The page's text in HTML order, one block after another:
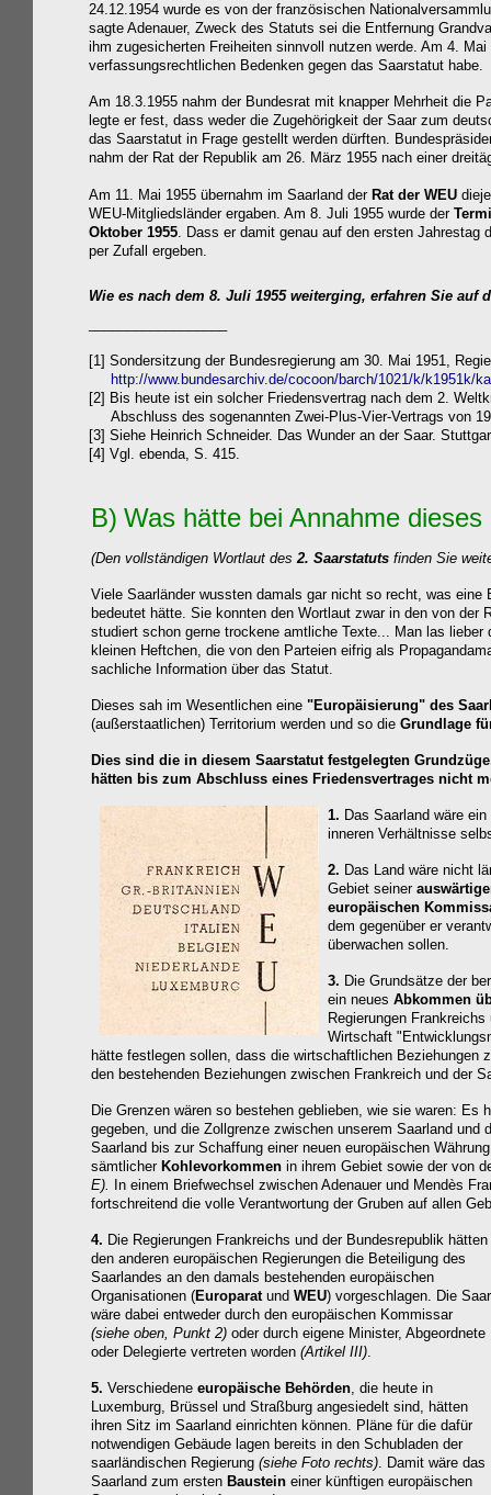
24.12.1954 wurde es von der französischen
sagte Adenauer, Zweck des Statuts sei die Entfernung
ihm zugesicherten Freiheiten sinnvoll nutzen werde. Am 4.
verfassungsrechtlichen Bedenken gegen das Saarstatut habe.
Am 18.3.1955 nahm der Bundesrat mit knapper Mehrheit die
legte er fest, dass weder die Zugehörigkeit der Saar zum
das Saarstatut in Frage gestellt werden dürften.
nahm der Rat der Republik am 26. März 1955 nach einer
Am 11. Mai 1955 übernahm im Saarland der Rat der WEU
WEU-Mitgliedsländer ergaben. Am 8. Juli 1955 wurde der
Oktober 1955. Dass er damit genau auf den ersten Jahrestag
per Zufall ergeben.
Wie es nach dem 8. Juli 1955 weiterging, erfahren Sie auf
[1] Sondersitzung der Bundesregierung am 30. Mai 1951,
http://www.bundesarchiv.de/cocoon/barch/1021/k/k1951k/
[2] Bis heute ist ein solcher Friedensvertrag nach dem 2.
Abschluss des sogenannten Zwei-Plus-Vier-Vertrags von
[3] Siehe Heinrich Schneider. Das Wunder an der Saar.
[4] Vgl. ebenda, S. 415.
B) Was hätte bei Annahme
(Den vollständigen Wortlaut des2. Saarstatuts finden Sie
Viele Saarländer wussten damals gar nicht so recht, was
bedeutet hätte. Sie konnten den Wortlaut zwar in den von der
studiert schon gerne trockene amtliche Texte... Man las
kleinen Heftchen, die von den Parteien eifrig als
sachliche Information über das Statut.
Dieses sah im Wesentlichen eine "Europäisierung" des
(außerstaatlichen) Territorium werden und so die Grundlage
Dies sind die in diesem Saarstatut festgelegten
hätten bis zum Abschluss eines Friedensvertrages nicht
1. Das Saarland wäre
inneren Verhältnisse
2. Das Land wäre nicht
Gebiet seiner
europäischen
dem gegenüber er
überwachen sollen.
3. Die Grundsätze der
ein neues Abkommen
Regierungen
Wirtschaft
hätte festlegen sollen, dass die wirtschaftlichen Beziehungen
den bestehenden Beziehungen zwischen Frankreich und der
Die Grenzen wären so bestehen geblieben, wie sie waren:
gegeben, und die Zollgrenze zwischen unserem Saarland
Saarland bis zur Schaffung einer neuen europäischen
sämtlicher Kohlevorkommen in ihrem Gebiet sowie der von
E).
In einem Briefwechsel zwischen Adenauer und Mendès
fortschreitend die volle Verantwortung der Gruben auf allen
4. Die Regierungen Frankreichs und der Bundesrepublik hätten
den anderen europäischen Regierungen die Beteiligung des
Saarlandes an den damals bestehenden europäischen
Organisationen (Europarat und WEU) vorgeschlagen. Die Saar
wäre dabei entweder durch den europäischen Kommissar
(siehe oben, Punkt 2) oder durch eigene Minister, Abgeordnete
oder Delegierte vertreten worden (Artikel III).
5. Verschiedene europäische Behörden, die heute in
Luxemburg, Brüssel und Straßburg angesiedelt sind, hätten
ihren Sitz im Saarland einrichten können. Pläne für die dafür
notwendigen Gebäude lagen bereits in den Schubladen der
saarländischen Regierung (siehe Foto rechts). Damit wäre das
Saarland zum ersten Baustein einer künftigen europäischen